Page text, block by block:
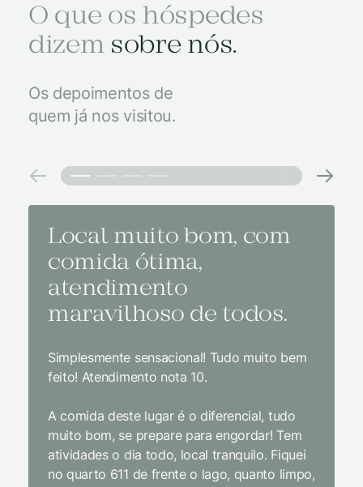
O que os hóspedes
dizem sobre nós.
Os depoimentos de
quem já nos visitou.
Local muito bom, com
comida ótima,
atendimento
maravilhoso de todos.
Simplesmente sensacional! Tudo muito bem
feito! Atendimento nota 10.
A comida deste lugar é o diferencial, tudo
muito bom, se prepare para engordar! Tem
atividades o dia todo, local tranquilo. Fiquei
no quarto 611 de frente o lago, quanto limpo,